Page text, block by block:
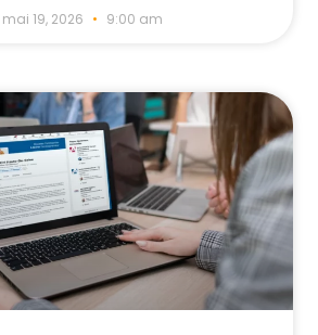
mai 19, 2026 9:00 am